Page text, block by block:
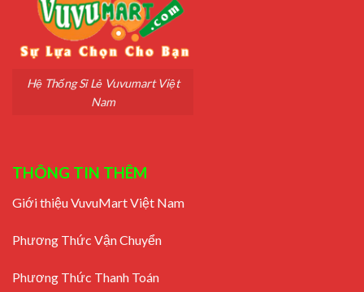
Hệ Thống Sỉ Lẻ Vuvumart Việt
Nam
THÔNG TIN THÊM
Giới thiệu VuvuMart Việt Nam
Phương Thức Vận Chuyển
Phương Thức Thanh Toán